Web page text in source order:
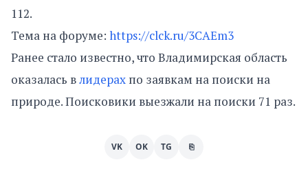
112.
Тема на форуме: https://clck.ru/3CAEm3
Ранее стало известно, что Владимирская область
оказалась влидерах по заявкам на поиски на
природе. Поисковики выезжали на поиски 71 раз.
VK OK TG ⎘